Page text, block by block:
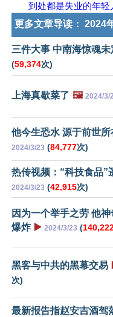
到处都是失业的年轻
更多文章导读： 2024
三件大事 中南海惊魂未
(59,374次)
上海真歇菜了 🖼️ 2024/3/
他今生恐水 源于前世
2024/3/23 (84,777次)
热传视频：“科技食品”
2024/3/23 (42,915次)
因为一个举手之劳 他
爆炸 ▶️ 2024/3/23 (
黑客与中共的黑幕交易
次)
最新报告指赵安吉酒驾